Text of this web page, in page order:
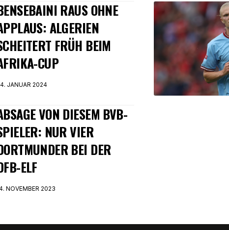
RAUS OHNE
ALGERIEN
FRÜH BEIM
CUP
JANUAR 2024
VON DIESEM BVB-
NUR VIER
BEI DER
ELF
NOVEMBER 2023